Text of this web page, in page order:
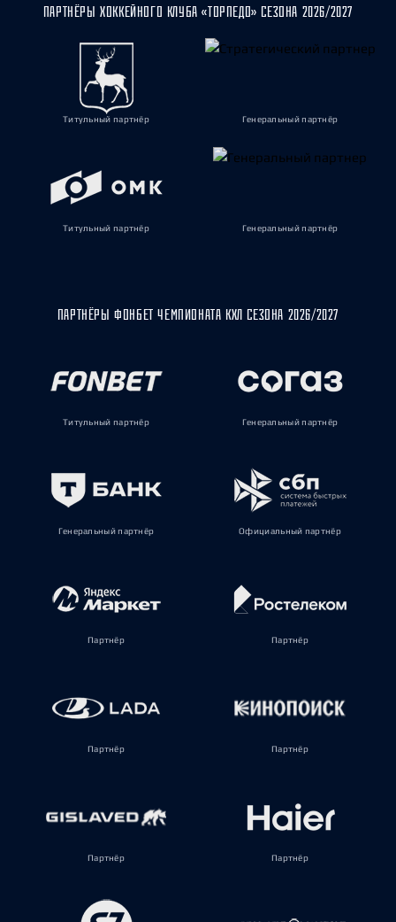
ПАРТНЁРЫ ХОККЕЙНОГО КЛУБА «ТОРПЕДО» СЕЗОНА 2026/2027
Титульный партнёр Генеральный партнёр
Титульный партнёр Генеральный партнёр
ПАРТНЁРЫ ФОНБЕТ ЧЕМПИОНАТА КХЛ СЕЗОНА 2026/2027
Титульный партнёр Генеральный партнёр
Генеральный партнёр Официальный партнёр
Партнёр Партнёр
Партнёр Партнёр
Партнёр Партнёр